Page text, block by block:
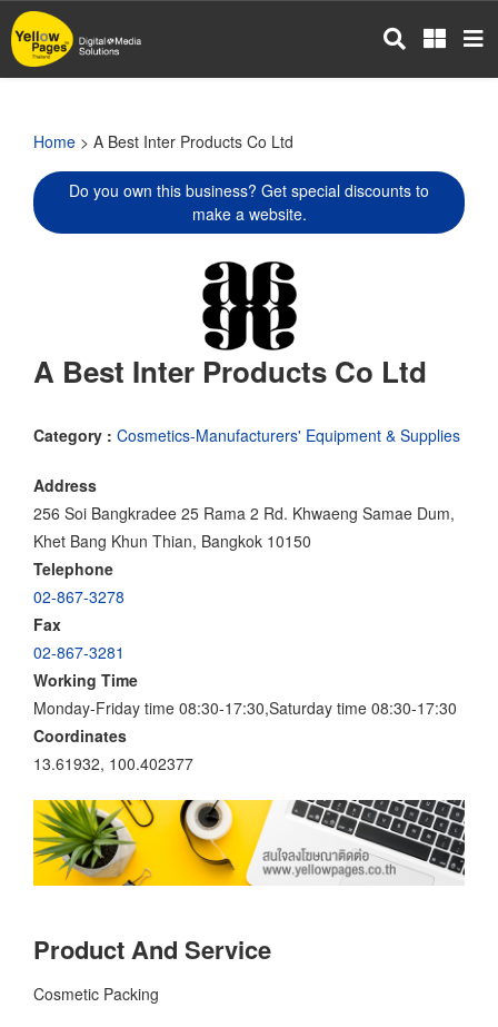
Skip
to
main
Home > A Best Inter Products Co Ltd
Do you own this business? Get special discounts to
make a website.
A Best Inter Products Co Ltd
Category : Cosmetics-Manufacturers' Equipment & Supplies
Address
256 Soi Bangkradee 25 Rama 2 Rd. Khwaeng Samae Dum,
Khet Bang Khun Thian, Bangkok 10150
Telephone
02-867-3278
Fax
02-867-3281
Working Time
Monday-Friday time 08:30-17:30,Saturday time 08:30-17:30
Coordinates
13.61932, 100.402377
Product And Service
Cosmetic Packing